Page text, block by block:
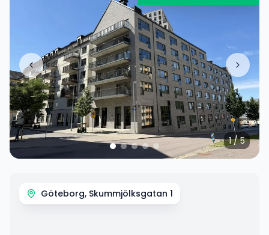
1/5
Göteborg, Skummjölksgatan 1